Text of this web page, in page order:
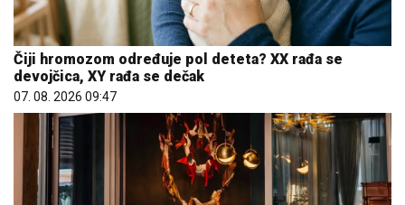
Čiji hromozom određuje pol deteta? XX rađa se
devojčica, XY rađa se dečak
07. 08. 2026 09:47